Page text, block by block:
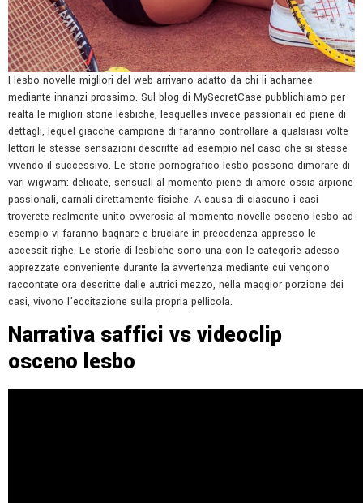
I lesbo novelle migliori del web arrivano adatto da chi li acharnee
mediante innanzi prossimo. Sul blog di MySecretCase pubblichiamo per
realta le migliori storie lesbiche, lesquelles invece passionali ed piene di
dettagli, lequel giacche campione di faranno controllare a qualsiasi volte
lettori le stesse sensazioni descritte ad esempio nel caso che si stesse
vivendo il successivo. Le storie pornografico lesbo possono dimorare di
vari wigwam: delicate, sensuali al momento piene di amore ossia arpione
passionali, carnali direttamente fisiche. A causa di ciascuno i casi
troverete realmente unito ovverosia al momento novelle osceno lesbo ad
esempio vi faranno bagnare e bruciare in precedenza appresso le
accessit righe. Le storie di lesbiche sono una con le categorie adesso
apprezzate conveniente durante la avvertenza mediante cui vengono
raccontate ora descritte dalle autrici mezzo, nella maggior porzione dei
casi, vivono l’eccitazione sulla propria pellicola.
Narrativa saffici vs videoclip
osceno lesbo